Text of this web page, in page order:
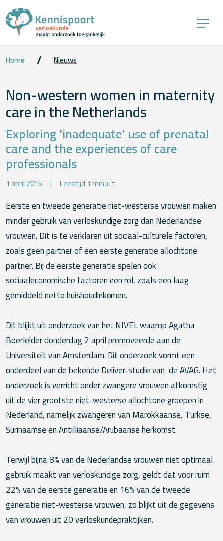
Home Nieuws
Non-western women in maternity
care in the Netherlands
Exploring 'inadequate' use of prenatal
care and the experiences of care
professionals
1 april 2015 Leestijd 1 minuut
Eerste en tweede generatie niet-westerse vrouwen maken
minder gebruik van verloskundige zorg dan Nederlandse
vrouwen. Dit is te verklaren uit sociaal-culturele factoren,
zoals geen partner of een eerste generatie allochtone
partner. Bij de eerste generatie spelen ook
sociaaleconomische factoren een rol, zoals een laag
gemiddeld netto huishoudinkomen.
Dit blijkt uit onderzoek van het NIVEL waarop Agatha
Boerleider donderdag 2 april promoveerde aan de
Universiteit van Amsterdam. Dit onderzoek vormt een
onderdeel van de bekende Deliver-studie van de AVAG. Het
onderzoek is verricht onder zwangere vrouwen afkomstig
uit de vier grootste niet-westerse allochtone groepen in
Nederland, namelijk zwangeren van Marokkaanse, Turkse,
Surinaamse en Antilliaanse/Arubaanse herkomst.
Terwijl bijna 8% van de Nederlandse vrouwen niet optimaal
gebruik maakt van verloskundige zorg, geldt dat voor ruim
22% van de eerste generatie en 16% van de tweede
generatie niet-westerse vrouwen, zo blijkt uit de gegevens
van vrouwen uit 20 verloskundepraktijken.